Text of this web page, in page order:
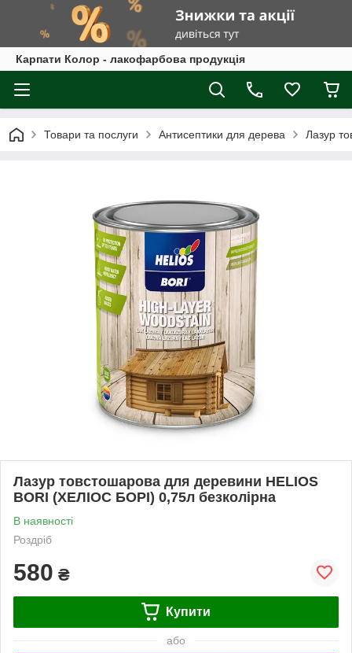
Карпати Колор - лакофарбова продукція
Товари та послуги Антисептики для дерева Лазур
Лазур товстошарова для деревини HELIOS
BORI (ХЕЛІОС БОРІ) 0,75л безколірна
В наявності
Роздріб
580 ₴
Купити
або